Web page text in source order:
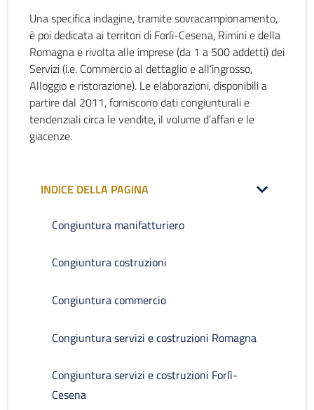
Una specifica indagine, tramite sovracampionamento,
è poi dedicata ai territori di Forlì-Cesena, Rimini e della
Romagna e rivolta alle imprese (da 1 a 500 addetti) dei
Servizi (i.e. Commercio al dettaglio e all’ingrosso,
Alloggio e ristorazione). Le elaborazioni, disponibili a
partire dal 2011, forniscono dati congiunturali e
tendenziali circa le vendite, il volume d’affari e le
giacenze.
INDICE DELLA PAGINA
Congiuntura manifatturiero
Congiuntura costruzioni
Congiuntura commercio
Congiuntura servizi e costruzioni Romagna
Congiuntura servizi e costruzioni Forlì-
Cesena